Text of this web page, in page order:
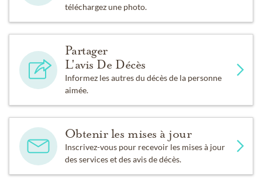
téléchargez une photo.
Partager
L'avis De Décès
Informez les autres du décès de la personne
aimée.
Obtenir les mises à jour
Inscrivez-vous pour recevoir les mises à jour
des services et des avis de décès.